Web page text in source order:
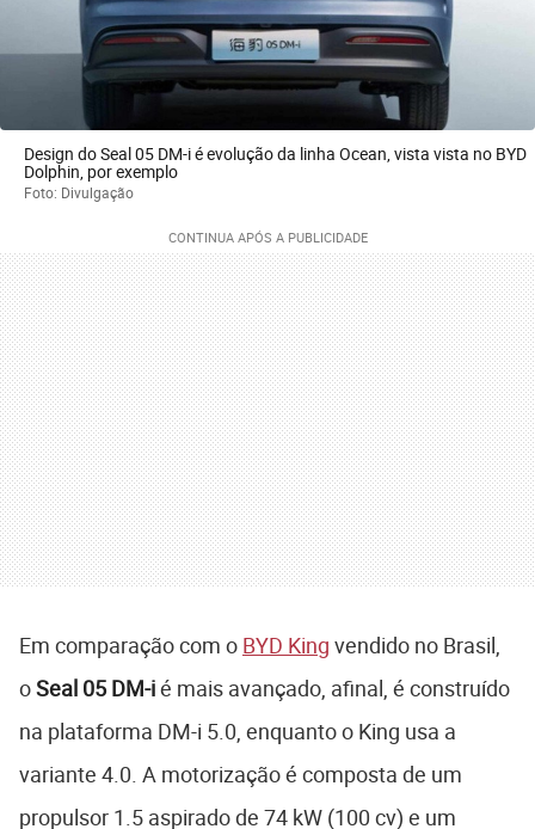
Design do Seal 05 DM-i é evolução da linha Ocean, vista vista no BYD
Dolphin, por exemplo
Foto: Divulgação
Em comparação com o BYD King vendido no Brasil,
oSeal 05 DM-ié mais avançado, afinal, é construído
na plataforma DM-i 5.0, enquanto o King usa a
variante 4.0. A motorização é composta de um
propulsor 1.5 aspirado de 74 kW (100 cv) e um